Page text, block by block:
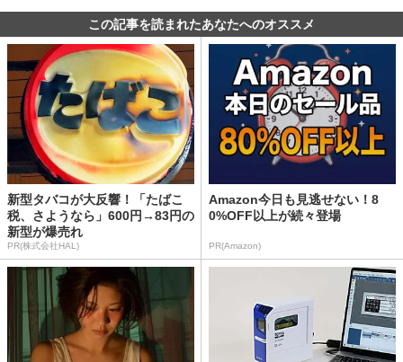
この記事を読まれたあなたへのオススメ
新型タバコが大反響！「たばこ
税、さようなら」600円→83円の
新型が爆売れ
PR(株式会社HAL)
Amazon今日も見逃せない！8
0%OFF以上が続々登場
PR(Amazon)